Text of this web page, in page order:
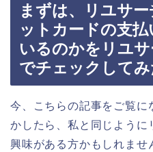
まずは、リユサ
ットカードの支
いるのかをリユ
でチェックしてみ
今、こちらの記事をご覧に
かしたら、私と同じように
興味がある方かもしれませ